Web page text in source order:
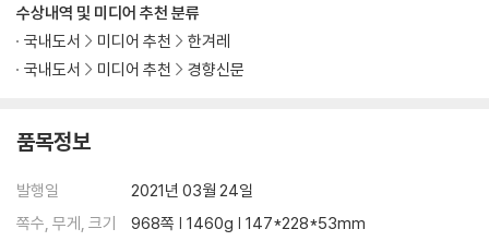
수상내역 및 미디어 추천 분류
국내도서
미디어 추천
한겨레
국내도서
미디어 추천 경향신문
품목정보
발행일
2021년 03월 24일
쪽수, 무게, 크기
968쪽 | 1460g | 147*228*53mm